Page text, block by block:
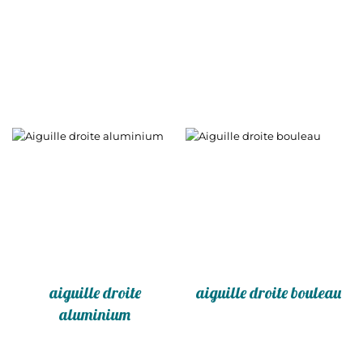
aiguille droite
aluminium
aiguille droite bouleau